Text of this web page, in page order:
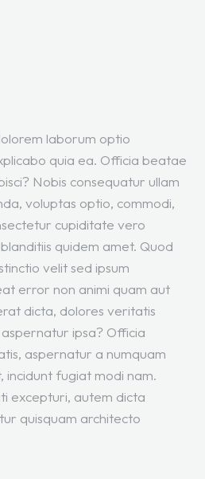
laborum optio
quia ea. Officia beatae
Nobis consequatur ullam
voluptas optio, commodi,
cupiditate vero
quidem amet. Quod
velit sed ipsum
error non animi quam aut
dicta, dolores veritatis
ipsa? Officia
aspernatur a numquam
fugiat modi nam.
excepturi, autem dicta
quisquam architecto